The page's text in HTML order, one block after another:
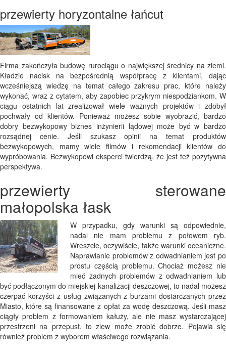
przewierty horyzontalne łańcut
Firma zakończyła budowę rurociągu o największej średnicy na ziemi.
Kładzie nacisk na bezpośrednią współpracę z klientami, dając
wcześniejszą wiedzę na temat całego zakresu prac, które należy
wykonać, wraz z cytatem, aby zapobiec przykrym niespodziankom. W
ciągu ostatnich lat zrealizował wiele ważnych projektów i zdobył
pochwały od klientów. Ponieważ możesz sobie wyobrazić, bardzo
dobry bezwykopowy biznes inżynierii lądowej może być w bardzo
rozsądnej cenie. Jeśli szukasz opinii na temat produktów
bezwykopowych, mamy wiele filmów i rekomendacji klientów do
wypróbowania. Bezwykopowi eksperci twierdzą, że jest też pozytywna
perspektywa.
przewierty sterowane
małopolska łask
W przypadku, gdy warunki są odpowiednie,
nadal nie mam problemu z połowem ryb.
Wreszcie, oczywiście, także warunki oceaniczne.
Naprawianie problemów z odwadnianiem jest po
prostu częścią problemu. Chociaż możesz nie
mieć żadnych problemów z odwadnianiem lub
być podłączonym do miejskiej kanalizacji deszczowej, to nadal możesz
czerpać korzyści z usług związanych z burzami dostarczanych przez
Miasto, które są finansowane z opłat za wodę deszczową. Jeśli masz
ciągły problem z formowaniem kałuży, ale nie masz wystarczającej
przestrzeni na przepust, to zlew może zrobić dobrze. Pojawia się
również problem z wyborem właściwego rozwiązania.